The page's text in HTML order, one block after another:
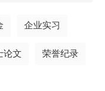
企业实习
论文 荣誉纪录